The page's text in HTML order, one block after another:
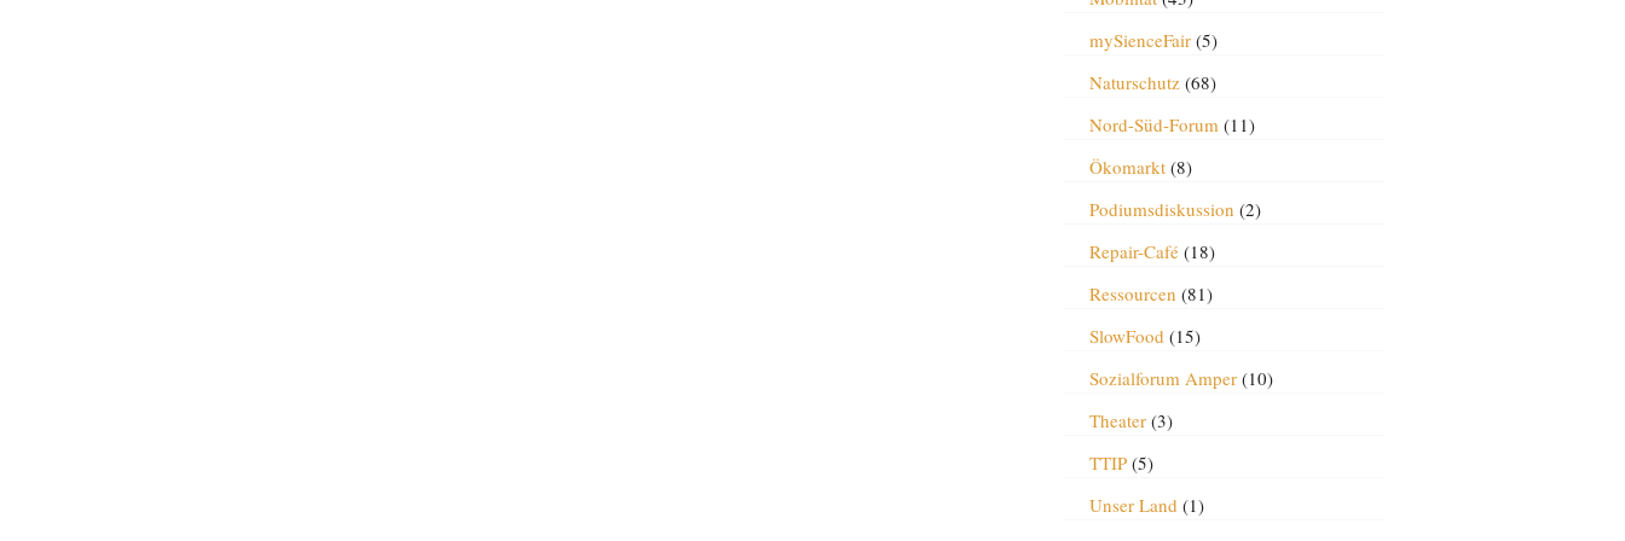
mySienceFair(5)
Naturschutz(68)
Nord-Süd-Forum(11)
Ökomarkt(8)
Podiumsdiskussion (2)
Repair-Café(18)
Ressourcen (81)
SlowFood (15)
Sozialforum Amper(10)
Theater(3)
TTIP(5)
Unser Land (1)